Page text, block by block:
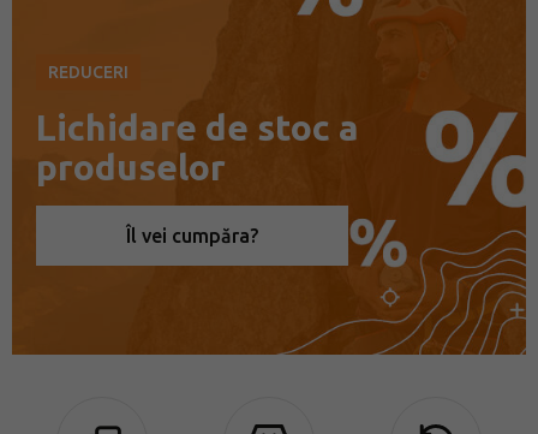
REDUCERI
Lichidare de stoc a
produselor
Îl vei cumpăra?